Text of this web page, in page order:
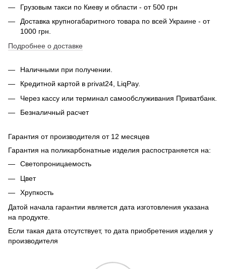
Грузовым такси по Киеву и области - от 500 грн
Доставка крупногабаритного товара по всей Украине - от
1000 грн.
Подробнее о доставке
Наличными при получении.
Кредитной картой в privat24, LiqPay.
Через кассу или терминал самообслуживания Приватбанк.
Безналичный расчет
Гарантия от производителя от 12 месяцев
Гарантия на поликарбонатные изделия распостраняется на:
Светопроницаемость
Цвет
Хрупкость
Датой начала гарантии является дата изготовления указана
на продукте.
Если такая дата отсутствует, то дата приобретения изделия у
производителя